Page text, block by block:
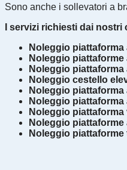
Sono anche i sollevatori a
I servizi richiesti dai nostri
Noleggio
Noleggio
Noleggio piattaforma
Noleggio cestello
Noleggio piattaforma
Noleggio
Noleggio piattaforma
Noleggio
Noleggio